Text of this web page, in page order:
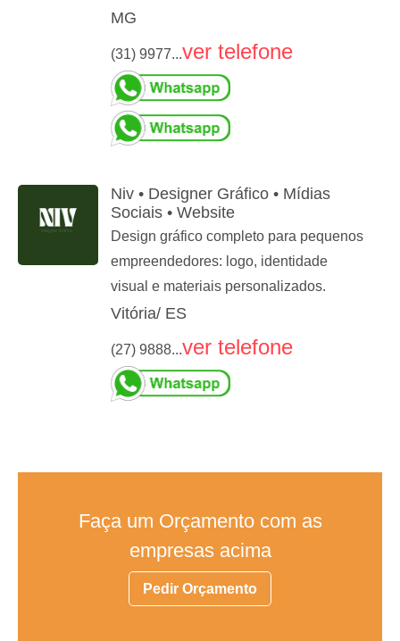
MG
(31) 9977...ver telefone
Niv • Designer Gráfico • Mídias
Sociais • Website
Design gráfico completo para pequenos
empreendedores: logo, identidade
visual e materiais personalizados.
Vitória/ ES
(27) 9888...ver telefone
Faça um Orçamento com as
empresas acima
Pedir Orçamento